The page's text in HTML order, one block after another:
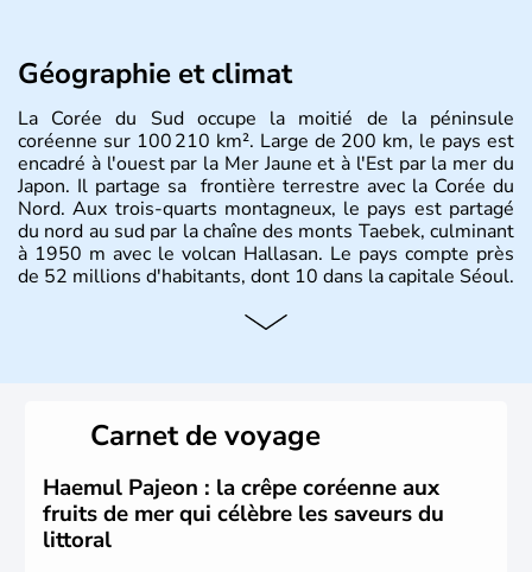
Géographie et climat
La Corée du Sud occupe la moitié de la péninsule
coréenne sur 100 210 km². Large de 200 km, le pays est
encadré à l'ouest par la Mer Jaune et à l'Est par la mer du
Japon. Il partage sa frontière terrestre avec la Corée du
Nord. Aux trois-quarts montagneux, le pays est partagé
du nord au sud par la chaîne des monts Taebek, culminant
à 1950 m avec le volcan Hallasan. Le pays compte près
de 52 millions d'habitants, dont 10 dans la capitale Séoul.
Histoire et administration
christianisme et le bouddhisme en sont les deux
principales religions. Ce pays partage sa culture avec la
Corée du Nord. Les Jeux Olympiques s’y sont déroulés en
1988, de même que la Coupe du Monde de football en
2002, en collaboration avec le Japon.
Carnet de voyage
Haemul Pajeon : la crêpe coréenne aux
fruits de mer qui célèbre les saveurs du
littoral